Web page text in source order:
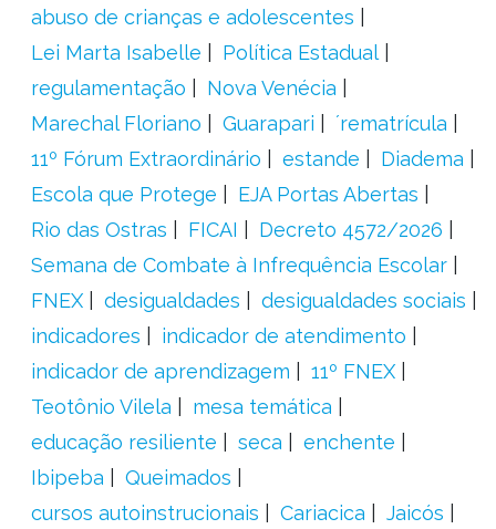
abuso de crianças e adolescentes
Lei Marta Isabelle
Política Estadual
regulamentação
Nova Venécia
Marechal Floriano
Guarapari
´rematrícula
11º Fórum Extraordinário
estande
Diadema
Escola que Protege
EJA Portas Abertas
Rio das Ostras
FICAI
Decreto 4572/2026
Semana de Combate à Infrequência Escolar
FNEX
desigualdades
desigualdades sociais
indicadores
indicador de atendimento
indicador de aprendizagem
11º FNEX
Teotônio Vilela
mesa temática
educação resiliente
seca
enchente
Ibipeba
Queimados
cursos autoinstrucionais
Cariacica
Jaicós